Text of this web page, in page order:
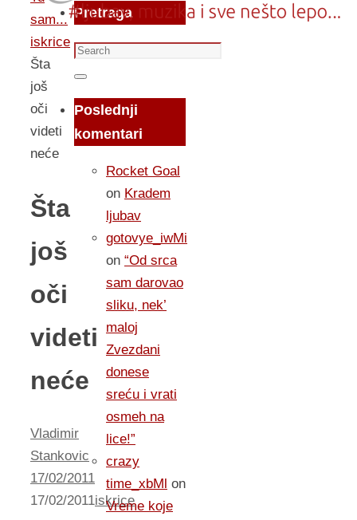
sam...
iskrice
Šta
još
oči
videti
neće
Šta
još
oči
videti
neće
Vladimir
Stankovic
17/02/2011
17/02/2011iskrice
Pretraga
Search
for:
Search
Poslednji
komentari
Rocket Goal
on Kradem
ljubav
gotovye_iwMi
on “Od srca
sam darovao
sliku, nek’
maloj
Zvezdani
donese
sreću i vrati
osmeh na
lice!”
crazy
time_xbMl on
Vreme koje